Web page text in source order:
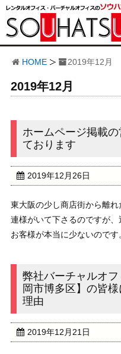
HOME 2019年12月
2019年12月
ホームページ掲載
ております
2019年12月26日
東大阪の少し商店街から離
連様がいて下さるのですが
お客様が本当に少ないのです
を掲載しました。サイトにこ
弊社バーチャルオ
岡市博多区】の皆
理由
2019年12月21日